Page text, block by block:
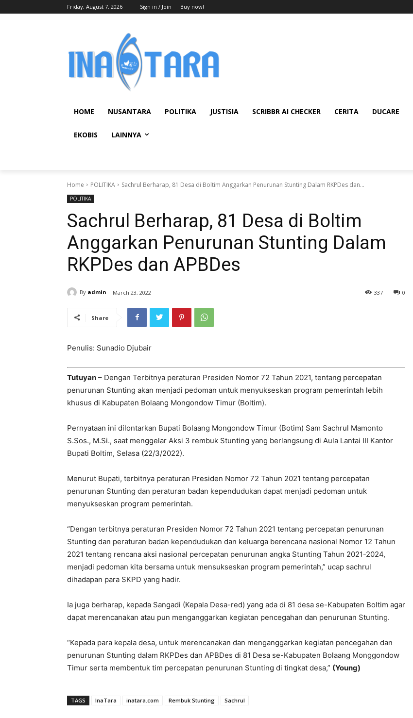
Friday, August 7, 2026 Sign in / Join Buy now!
HOME NUSANTARA POLITIKA JUSTISIA SCRIBBR AI CHECKER CERITA DUCARE
EKOBIS LAINNYA
Home POLITIKA Sachrul Berharap, 81 Desa di Boltim Anggarkan Penurunan Stunting Dalam RKPDes dan...
POLITIKA
Sachrul Berharap, 81 Desa di Boltim
Anggarkan Penurunan Stunting Dalam
RKPDes dan APBDes
By admin March 23, 2022 0
337
Share
Penulis: Sunadio Djubair
Tutuyan – Dengan Terbitnya peraturan Presiden Nomor 72 Tahun 2021, tentang percepatan
penurunan Stunting akan menjadi pedoman untuk menyukseskan program pemerintah lebih
khusus di Kabupaten Bolaang Mongondow Timur (Boltim).
Pernyataan ini dilontarkan Bupati Bolaang Mongondow Timur (Botim) Sam Sachrul Mamonto
S.Sos., M.Si., saat menggelar Aksi 3 rembuk Stunting yang berlangsung di Aula Lantai III Kantor
Bupati Boltim, Selasa (22/3/2022).
Menurut Bupati, terbitnya peraturan Presiden Nomor 72 Tahun 2021 tentang percepatan
penurunan Stunting dan peraturan badan kependudukan dapat menjadi pedoman untuk
menyukseskan program pemerintah.
“Dengan terbitnya peraturan Presiden Nomor 72 Tahun 2021 tentang percepatan penurunan
Stunting dan peraturan badan kependudukan dan keluarga berencana nasional Nomor 12 Tahun
2021 tentang rencana aksi nasional percepatan penurunan angka Stunting Tahun 2021-2024,
menjadi pedoman kita bersama untuk mensukseskan program pemerintah,” ucap sachrul
dihadapan para SKPD yang hadir.
Ia juga berharap, kepada Sangadi (Kepala Desa-red) yang ada di 81 desa se-Kabupaten Boltim agar
dapat merencanakan atau pun menganggarkan kegiatan pencegahan dan penurunan Stunting.
“Kepada para kepala desa, untuk merencanakan dan menganggarkan kegiatan pencegahan dan
penurunan Stunting dalam RKPDes dan APBDes di 81 Desa se-Kabupaten Bolaang Monggondow
Timur serta membentuk tim percepatan penurunan Stunting di tingkat desa,” (Young)
TAGS InaTara inatara.com Rembuk Stunting Sachrul